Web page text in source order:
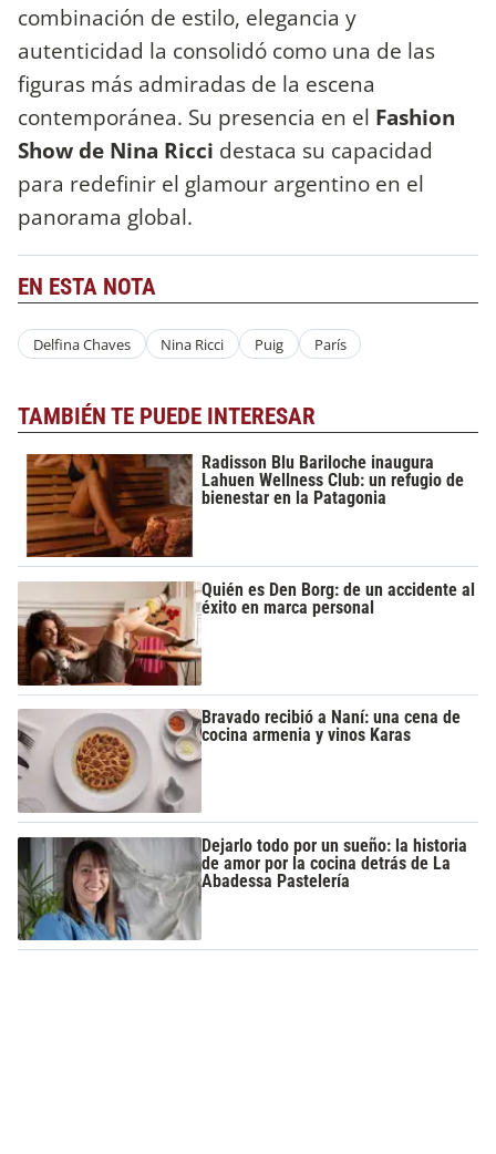
combinación de estilo, elegancia y
autenticidad la consolidó como una de las
figuras más admiradas de la escena
contemporánea. Su presencia en el Fashion
Show de Nina Ricci destaca su capacidad
para redefinir el glamour argentino en el
panorama global.
EN ESTA NOTA
Delfina Chaves Nina Ricci Puig París
TAMBIÉN TE PUEDE INTERESAR
Radisson Blu Bariloche inaugura
Lahuen Wellness Club: un refugio de
bienestar en la Patagonia
Quién es Den Borg: de un accidente al
éxito en marca personal
Bravado recibió a Naní: una cena de
cocina armenia y vinos Karas
Dejarlo todo por un sueño: la historia
de amor por la cocina detrás de La
Abadessa Pastelería